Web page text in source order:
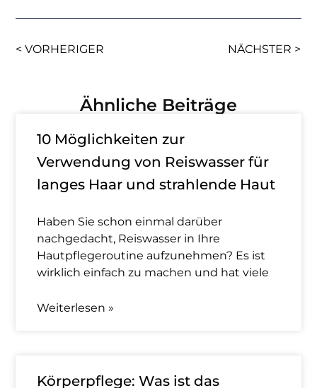
< VORHERIGER NÄCHSTER >
Ähnliche Beiträge
10 Möglichkeiten zur
Verwendung von Reiswasser für
langes Haar und strahlende Haut
Haben Sie schon einmal darüber
nachgedacht, Reiswasser in Ihre
Hautpflegeroutine aufzunehmen? Es ist
wirklich einfach zu machen und hat viele
Weiterlesen »
Körperpflege: Was ist das